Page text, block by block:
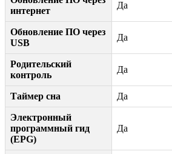
интернет
Да
Обновление ПО через
USB
Да
Родительский
контроль
Да
Таймер сна Да
Электронный
программный гид
(EPG)
Да